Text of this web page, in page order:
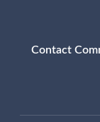
Contact